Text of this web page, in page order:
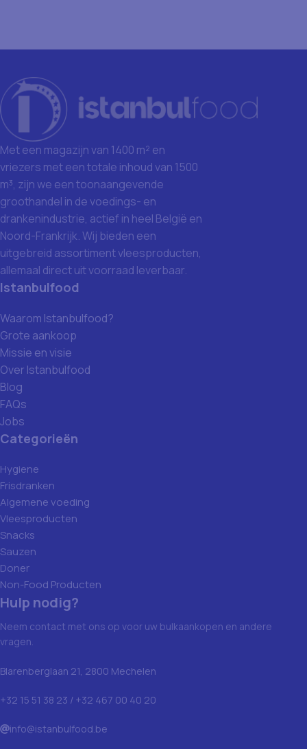
Met een magazijn van 1400 m² en
vriezers met een totale inhoud van 1500
m³, zijn we een toonaangevende
groothandel in de voedings- en
drankenindustrie, actief in heel België en
Noord-Frankrijk. Wij bieden een
uitgebreid assortiment vleesproducten,
allemaal direct uit voorraad leverbaar.
Istanbulfood
Waarom Istanbulfood?
Grote aankoop
Missie en visie
Over Istanbulfood
Blog
FAQs
Jobs
Categorieën
Hygiene
Frisdranken
Algemene voeding
Vleesproducten
Snacks
Sauzen
Doner
Non-Food Producten
Hulp nodig?
Neem contact met ons op voor uw bulkaankopen en andere
vragen.
Blarenberglaan 21, 2800 Mechelen
+32 15 51 38 23 / +32 467 00 40 20
info@istanbulfood.be